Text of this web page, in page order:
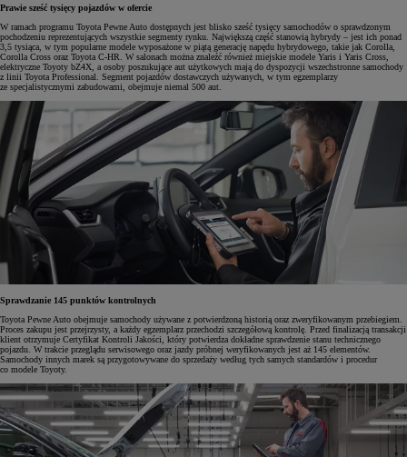
Prawie sześć tysięcy pojazdów w ofercie
W ramach programu Toyota Pewne Auto dostępnych jest blisko sześć tysięcy samochodów o sprawdzonym
pochodzeniu reprezentujących wszystkie segmenty rynku. Największą część stanowią hybrydy – jest ich ponad
3,5 tysiąca, w tym popularne modele wyposażone w piątą generację napędu hybrydowego, takie jak Corolla,
Corolla Cross oraz Toyota C-HR. W salonach można znaleźć również miejskie modele Yaris i Yaris Cross,
elektryczne Toyoty bZ4X, a osoby poszukujące aut użytkowych mają do dyspozycji wszechstronne samochody
z linii Toyota Professional. Segment pojazdów dostawczych używanych, w tym egzemplarzy
ze specjalistycznymi zabudowami, obejmuje niemal 500 aut.
Sprawdzanie 145 punktów kontrolnych
Toyota Pewne Auto obejmuje samochody używane z potwierdzoną historią oraz zweryfikowanym przebiegiem.
Proces zakupu jest przejrzysty, a każdy egzemplarz przechodzi szczegółową kontrolę. Przed finalizacją transakcji
klient otrzymuje Certyfikat Kontroli Jakości, który potwierdza dokładne sprawdzenie stanu technicznego
pojazdu. W trakcie przeglądu serwisowego oraz jazdy próbnej weryfikowanych jest aż 145 elementów.
Samochody innych marek są przygotowywane do sprzedaży według tych samych standardów i procedur
co modele Toyoty.